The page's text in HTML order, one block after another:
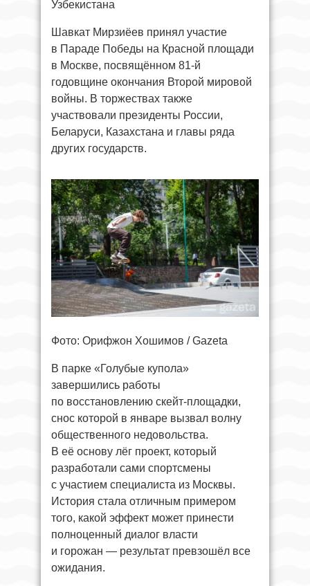
Узбекистана
Шавкат Мирзиёев принял участие
в Параде Победы на Красной площади
в Москве, посвящённом 81-й
годовщине окончания Второй мировой
войны. В торжествах также
участвовали президенты России,
Беларуси, Казахстана и главы ряда
других государств.
Фото: Орифжон Хошимов / Gazeta
В парке «Голубые купола»
завершились работы
по восстановлению скейт-площадки,
снос которой в январе вызвал волну
общественного недовольства.
В её основу лёг проект, который
разработали сами спортсмены
с участием специалиста из Москвы.
История стала отличным примером
того, какой эффект может принести
полноценный диалог власти
и горожан — результат превзошёл все
ожидания.